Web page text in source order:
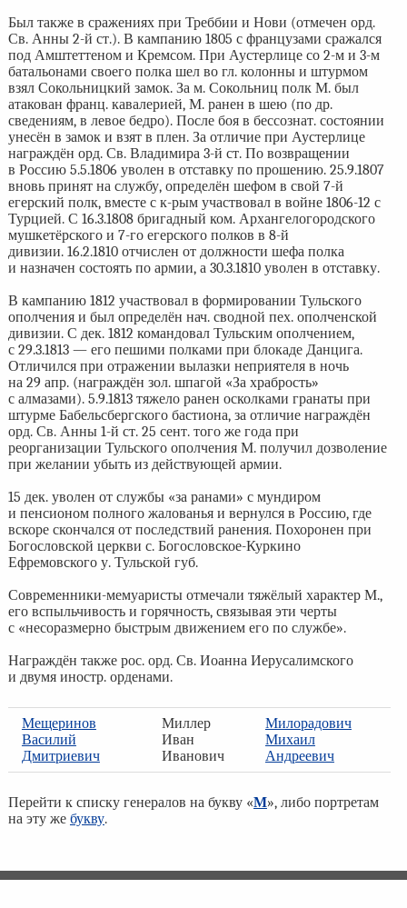
Был также в сражениях при Треббии и Нови (отмечен орд.
Св. Анны 2-й ст.). В кампанию 1805 с французами сражался
под Амштеттеном и Кремсом. При Аустерлице со 2-м и 3-м
батальонами своего полка шел во гл. колонны и штурмом
взял Сокольницкий замок. За м. Сокольниц полк М. был
атакован франц. кавалерией, М. ранен в шею (по др.
сведениям, в левое бедро). После боя в бессознат. состоянии
унесён в замок и взят в плен. За отличие при Аустерлице
награждён орд. Св. Владимира 3-й ст. По возвращении
в Россию 5.5.1806 уволен в отставку по прошению. 25.9.1807
вновь принят на службу, определён шефом в свой 7-й
егерский полк, вместе с к-рым участвовал в войне 1806-12 с
Турцией. С 16.3.1808 бригадный ком. Архангелогородского
мушкетёрского и 7-го егерского полков в 8-й
дивизии. 16.2.1810 отчислен от должности шефа полка
и назначен состоять по армии, а 30.3.1810 уволен в отставку.
В кампанию 1812 участвовал в формировании Тульского
ополчения и был определён нач. сводной пех. ополченской
дивизии. С дек. 1812 командовал Тульским ополчением,
с 29.3.1813 — его пешими полками при блокаде Данцига.
Отличился при отражении вылазки неприятеля в ночь
на 29 апр. (награждён зол. шпагой «За храбрость»
с алмазами). 5.9.1813 тяжело ранен осколками гранаты при
штурме Бабельсбергского бастиона, за отличие награждён
орд. Св. Анны 1-й ст. 25 сент. того же года при
реорганизации Тульского ополчения М. получил дозволение
при желании убыть из действующей армии.
15 дек. уволен от службы «за ранами» с мундиром
и пенсионом полного жалованья и вернулся в Россию, где
вскоре скончался от последствий ранения. Похоронен при
Богословской церкви с. Богословское-Куркино
Ефремовского у. Тульской губ.
Современники-мемуаристы отмечали тяжёлый характер М.,
его вспыльчивость и горячность, связывая эти черты
с «несоразмерно быстрым движением его по службе».
Награждён также рос. орд. Св. Иоанна Иерусалимского
и двумя иностр. орденами.
Мещеринов
Василий
Дмитриевич
Миллер
Иван
Иванович
Милорадович
Михаил
Андреевич
Перейти к списку генералов на букву «М», либо портретам
на эту же букву.